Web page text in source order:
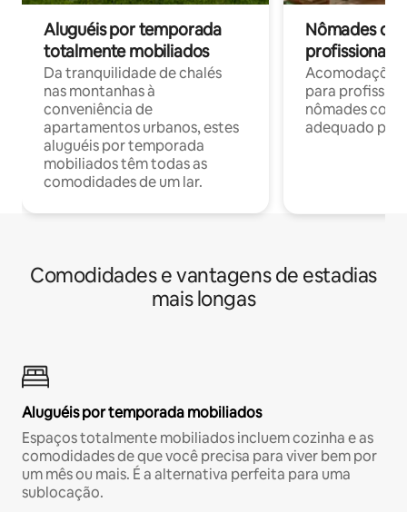
Aluguéis por temporada
totalmente mobiliados
Da tranquilidade de chalés
nas montanhas à
conveniência de
apartamentos urbanos, estes
aluguéis por temporada
mobiliados têm todas as
comodidades de um lar.
Nômades
profissionais
para
nômades com
adequado
Comodidades e vantagens de estadias
mais longas
Aluguéis por temporada mobiliados
Espaços totalmente mobiliados incluem cozinha e as
comodidades de que você precisa para viver bem por
um mês ou mais. É a alternativa perfeita para uma
sublocação.